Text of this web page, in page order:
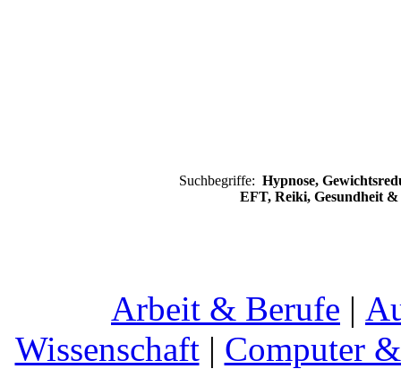
Suchbegriffe: Hypnose,
EFT, Reiki, Gesundheit
Arbeit & Berufe |
Wissenschaft| Computer